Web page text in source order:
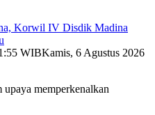
Korwil IV Disdik Madina
WIBKamis, 6 Agustus 2026
memperkenalkan